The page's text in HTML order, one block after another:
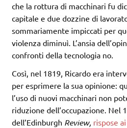
che la rottura di macchinari fu
capitale e due dozzine di
sommariamente impiccati per
violenza diminuì. L’ansia
confronti della tecnologia no.
Così, nel 1819, Ricardo era
per esprimere la sua opinione:
l’uso di nuovi macchinari non
riduzione dell’occupazione. Nel
dell’Edinburgh Review, rispose